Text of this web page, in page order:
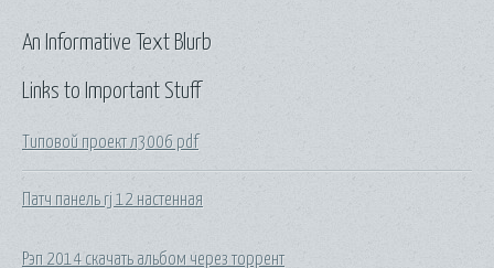
Links to Important Stuff
Типовой проект л3006 pdf
Патч панель rj 12 настенная
Рэп 2014 скачать альбом через торрент
An Informative Text Blurb